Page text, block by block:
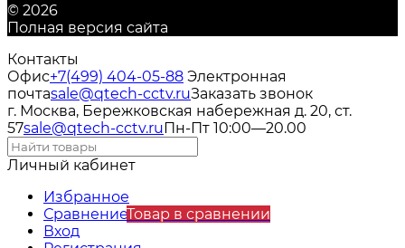
© 2026
Полная версия сайта
Контакты
Офис+7(499) 404-05-88 Электронная
почтаsale@qtech-cctv.ruЗаказать звонок
г. Москва, Бережковская набережная д. 20, ст.
57sale@qtech-cctv.ruПн-Пт 10:00—20.00
Личный кабинет
Избранное
СравнениеТовар в сравнении
Вход